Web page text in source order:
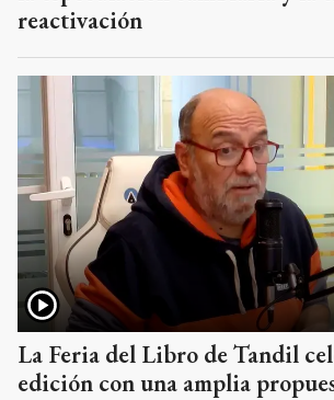
reactivación
La Feria del Libro de Tandil
edición con una amplia